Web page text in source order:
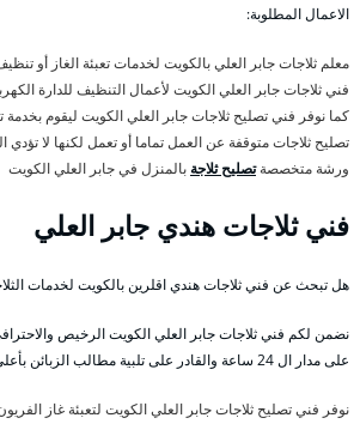
الاعمال المطلوبة:
معلم ثلاجات جابر العلي بالكويت لخدمات تعبئة الغاز أو
فني ثلاجات جابر العلي الكويت لأعمال التنظيف للدارة
كما نوفر فني تصليح ثلاجات جابر العلي الكويت ليقوم بخدمة
تصليح ثلاجات متوقفة عن العمل تماما أو تعمل لكنها لا
ورشة متخصصةتصليح ثلاجة بالمنزل في جابر العلي الكويت
فني ثلاجات هندي جابر العلي
هل تبحث عن فني ثلاجات هندي اقلرين بالكويت لخدمات
نضمن لكم فني ثلاجات جابر العلي الكويت الرخيص
على مدار ال 24 ساعة والقادر على تلبية مطالب الزبائن بأعلى سرعة ممكنة:
نوفر فني تصليح ثلاجات جابر العلي الكويت لتعبئة غاز